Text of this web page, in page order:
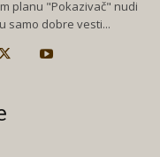
planu "Pokazivač" nudi
samo dobre vesti...